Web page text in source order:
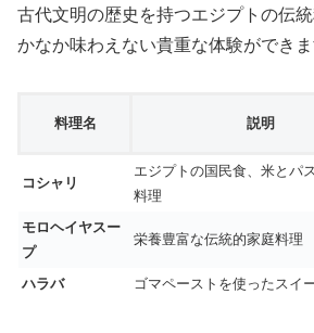
古代文明の歴史を持つエジプトの伝
かなか味わえない貴重な体験ができま
料理名 説明
コシャリ
エジプトの国民食、米とパ
料理
モロヘイヤスー
プ
栄養豊富な伝統的家庭料理
ハラバ ゴマペーストを使ったスイ